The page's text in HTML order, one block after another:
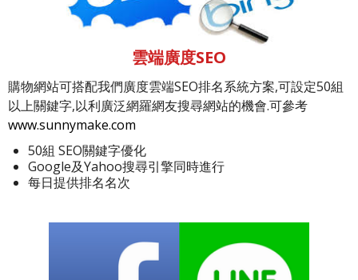
雲端廣度SEO
購物網站可搭配我們廣度雲端SEO排名系統方案,可設定50組
以上關鍵字,以利廣泛網羅網友搜尋網站的機會.可參考
www.sunnymake.com
50組 SEO關鍵字優化
Google及Yahoo搜尋引擎同時進行
每日提供排名名次